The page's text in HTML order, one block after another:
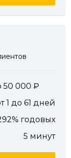
50 000
1 до 61 дней
годовых
5 минут